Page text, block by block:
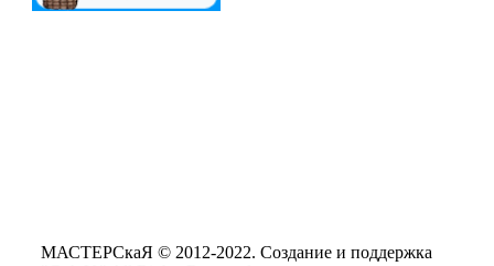
МАСТЕРСкаЯ © 2012-2022. Создание и поддержка